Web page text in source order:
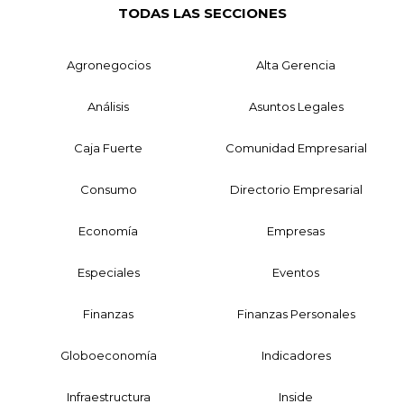
TODAS LAS SECCIONES
Agronegocios Alta Gerencia
Análisis Asuntos Legales
Caja Fuerte Comunidad Empresarial
Consumo Directorio Empresarial
Economía Empresas
Especiales Eventos
Finanzas Finanzas Personales
Globoeconomía Indicadores
Infraestructura Inside